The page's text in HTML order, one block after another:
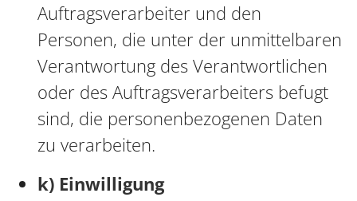
Auftragsverarbeiter und den
Personen, die unter der unmittelbaren
Verantwortung des Verantwortlichen
oder des Auftragsverarbeiters befugt
sind, die personenbezogenen Daten
zu verarbeiten.
k) Einwilligung